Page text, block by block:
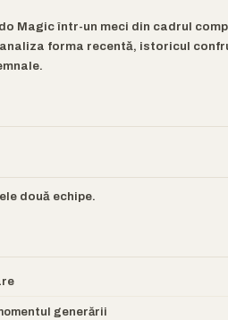
Magic într-un meci din cadrul
forma recentă, istoricul
două echipe.
generării